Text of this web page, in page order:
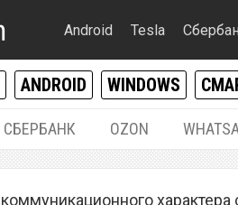
Android Tesla
ANDROID WINDOWS
СБЕРБАНК OZON